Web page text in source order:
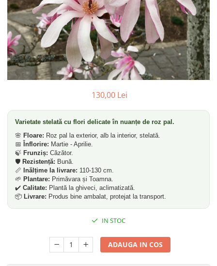
Dud
Corn
Smochin
Kaki
Mosmon
130,00 Lei
Varietate stelată cu flori delicate în nuanțe de roz pal.
🌸 Floare: Roz pal la exterior, alb la interior, stelată.
📅
Înflorire: Martie - Aprilie.
🍃 Frunziș: Căzător.
🛡️ Rezistență: Bună.
📏 Inălțime la livrare: 110-130 cm.
🌱 Plantare: Primăvara și Toamna.
✔️ Calitate: Plantă la ghiveci, aclimatizată.
📦 Livrare: Produs bine ambalat, protejat la transport.
IN STOC
ADAUGA IN COS